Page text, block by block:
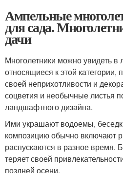
Ампельные
для сада.
дачи
Многолетники можно увидеть
относящиеся к этой категории,
своей неприхотливости и
соцветия и необычные листья
ландшафтного дизайна.
Ими украшают водоемы,
композицию обычно включают
распускаются в разное время.
теряет своей
поздней осени.